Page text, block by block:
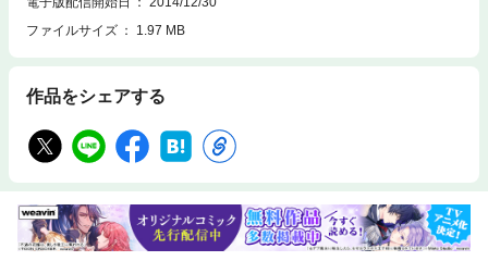
ファイルサイズ
1.97 MB
作品をシェアする